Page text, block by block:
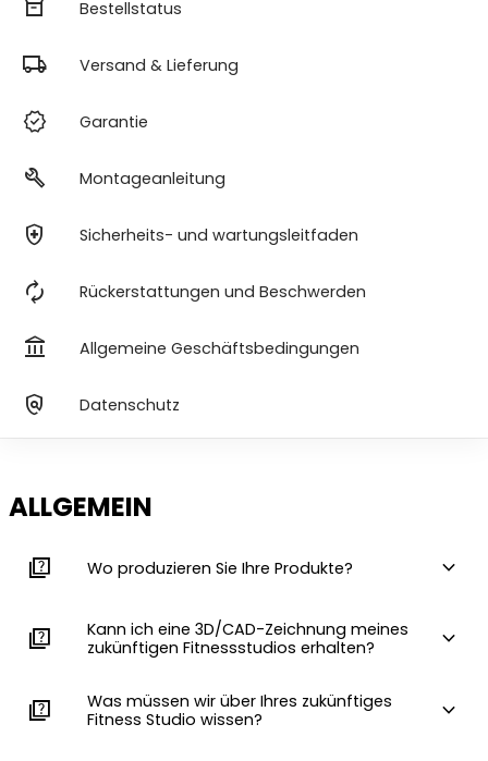
orders Bestellstatus
local_shipping Versand & Lieferung
verified Garantie
build Montageanleitung
health_and_safety Sicherheits- und wartungsleitfaden
autorenew Rückerstattungen und Beschwerden
account_balance Allgemeine Geschäftsbedingungen
policy Datenschutz
ALLGEMEIN
quiz Wo produzieren Sie Ihre Produkte? expand_more
quiz
Kann ich eine 3D/CAD-Zeichnung meines
zukünftigen Fitnessstudios erhalten?
expand_more
quiz
Was müssen wir über Ihres zukünftiges
Fitness Studio wissen?
expand_more